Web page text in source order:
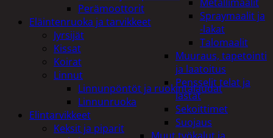
Spraymaalit ja
-lakat
Talomaalit
Muuraus, tapetointi
ja laatoitus
Pensselit telat ja
lastat
Sekoittimet
Suojaus
Perämoottorit
Eläintenruoka ja tarvikkeet
Jyrsijät
Kissat
Koirat
Linnut
Linnunpöntöt ja ruokintalaudat
Linnunruoka
Elintarvikkeet
Keksit ja piparit